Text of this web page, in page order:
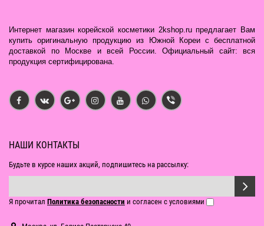
Интернет магазин корейской косметики 2kshop.ru предлагает Вам
купить оригинальную продукцию из Южной Кореи с бесплатной
доставкой по Москве и всей России. Официальный сайт: вся
продукция сертифицирована.
НАШИ КОНТАКТЫ
Будьте в курсе наших акций, подпишитесь на рассылку:
Я прочитал Политика безопасности и согласен с условиями